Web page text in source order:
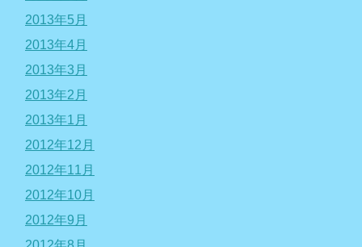
2013年5月
2013年4月
2013年3月
2013年2月
2013年1月
2012年12月
2012年11月
2012年10月
2012年9月